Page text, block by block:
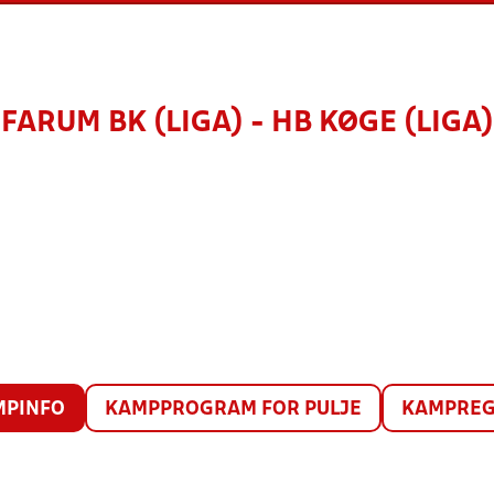
FARUM BK (LIGA) - HB KØGE (LIGA)
KAMPPROGRAM FOR PULJE